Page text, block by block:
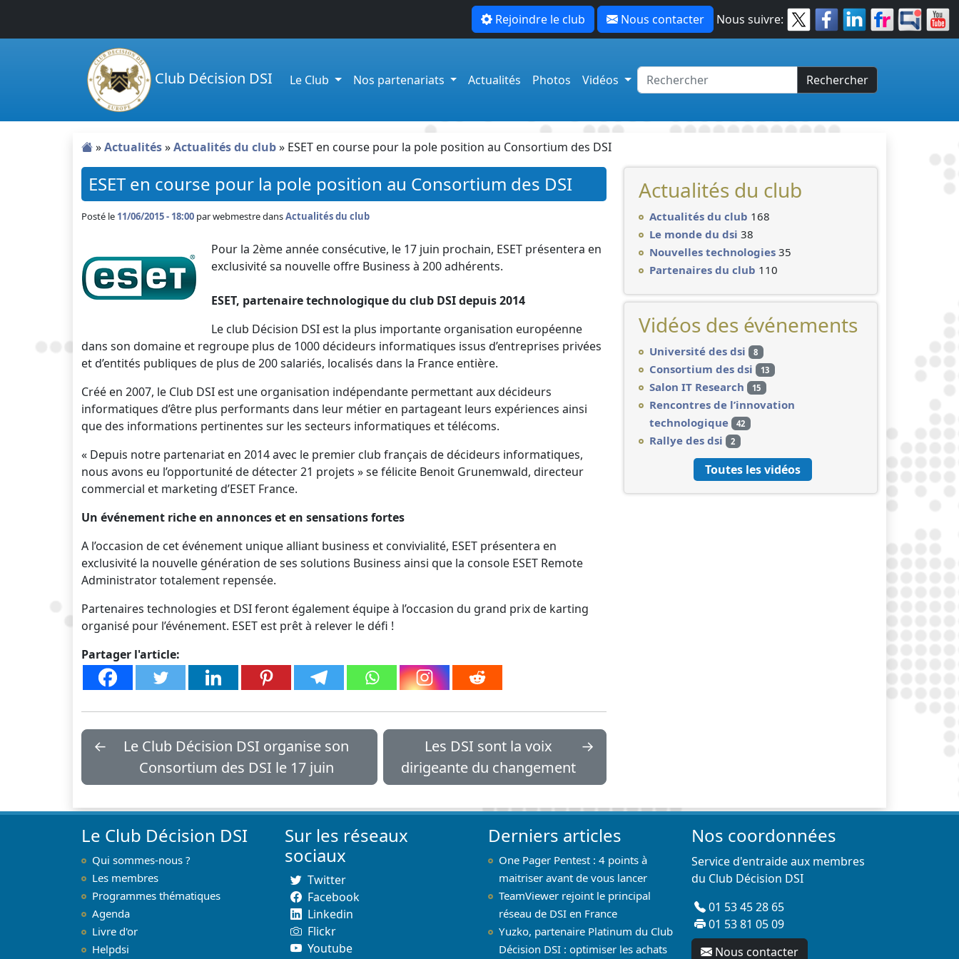
Rejoindre le club Nous contacter Nous suivre:
Club Décision DSI Le Club Nos partenariats Actualités Photos Vidéos Rechercher
»Actualités»Actualités du club» ESET en course pour la pole position au Consortium des DSI
ESET en course pour la pole position au Consortium des DSI
Posté le 11/06/2015 - 18:00 parwebmestre dansActualités du club
Pour la 2ème année consécutive, le 17 juin prochain, ESET présentera en
exclusivité sa nouvelle offre Business à 200 adhérents.
ESET, partenaire technologique du club DSI depuis 2014
Le club Décision DSI est la plus importante organisation européenne
dans son domaine et regroupe plus de 1000 décideurs informatiques issus d’entreprises privées
et d’entités publiques de plus de 200 salariés, localisés dans la France entière.
Créé en 2007, le Club DSI est une organisation indépendante permettant aux décideurs
informatiques d’être plus performants dans leur métier en partageant leurs expériences ainsi
que des informations pertinentes sur les secteurs informatiques et télécoms.
« Depuis notre partenariat en 2014 avec le premier club français de décideurs informatiques,
nous avons eu l’opportunité de détecter 21 projets » se félicite Benoit Grunemwald, directeur
commercial et marketing d’ESET France.
Un événement riche en annonces et en sensations fortes
A l’occasion de cet événement unique alliant business et convivialité, ESET présentera en
exclusivité la nouvelle génération de ses solutions Business ainsi que la console ESET Remote
Administrator totalement repensée.
Partenaires technologies et DSI feront également équipe à l’occasion du grand prix de karting
organisé pour l’événement. ESET est prêt à relever le défi !
Partager l'article:
←
Le Club Décision DSI organise son
Consortium des DSI le 17 juin
Les DSI sont la voix
dirigeante du changement
→
Actualités du club
Actualités du club 168
Le monde du dsi 38
Nouvelles technologies 35
Partenaires du club 110
Vidéos des événements
Université des dsi 8
Consortium des dsi 13
Salon IT Research 15
Rencontres de l’innovation
technologique
42
Rallye des dsi 2
Toutes les vidéos
Le Club Décision DSI
Qui sommes-nous ?
Les membres
Programmes thématiques
Agenda
Livre d'or
Helpdsi
Sur les réseaux
sociaux
Twitter
Facebook
Linkedin
Flickr
Youtube
Derniers articles
One Pager Pentest : 4 points à
maitriser avant de vous lancer
TeamViewer rejoint le principal
réseau de DSI en France
Yuzko, partenaire Platinum du Club
Décision DSI : optimiser les achats
Nos coordonnées
Service d'entraide aux membres
du Club Décision DSI
01 53 45 28 65
01 53 81 05 09
Nous contacter